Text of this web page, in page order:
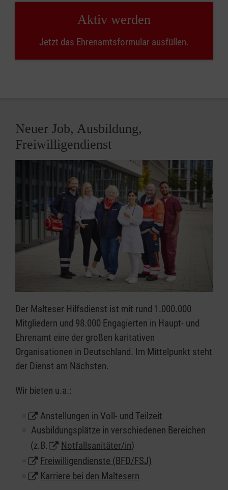
Aktiv werden
Jetzt das Ehrenamtsformular ausfüllen.
Neuer Job, Ausbildung,
Freiwilligendienst
Der Malteser Hilfsdienst ist mit rund 1.000.000
Mitgliedern und 98.000 Engagierten in Haupt- und
Ehrenamt eine der großen karitativen
Organisationen in Deutschland. Im Mittelpunkt steht
der Dienst am Nächsten.
Wir bieten u.a.:
Anstellungen in Voll- und Teilzeit
Ausbildungsplätze in verschiedenen Bereichen
(z.B.
Notfallsanitäter/in)
Freiwilligendienste (BFD/FSJ)
Karriere bei den Maltesern